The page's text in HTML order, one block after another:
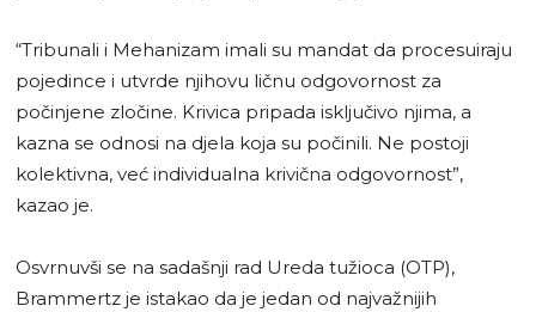
“Tribunali i Mehanizam imali su mandat da procesuiraju
pojedince i utvrde njihovu ličnu odgovornost za
počinjene zločine. Krivica pripada isključivo njima, a
kazna se odnosi na djela koja su počinili. Ne postoji
kolektivna, već individualna krivična odgovornost”,
kazao je.
Osvrnuvši se na sadašnji rad Ureda tužioca (OTP),
Brammertz je istakao da je jedan od najvažnijih